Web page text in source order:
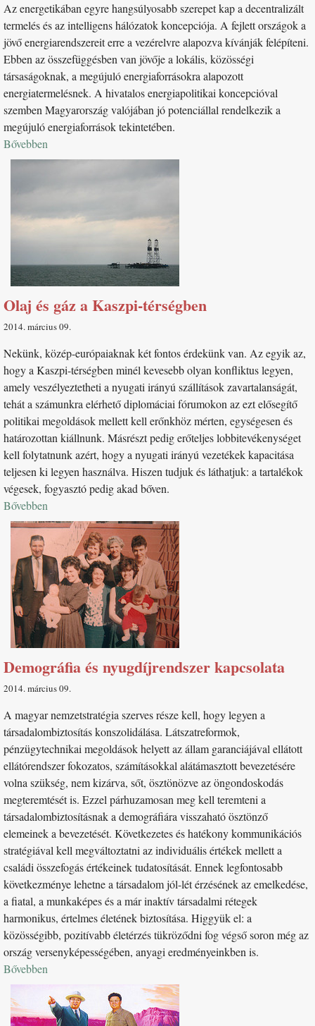
Az energetikában egyre hangsúlyosabb szerepet kap a decentralizált
termelés és az intelligens hálózatok koncepciója. A fejlett országok a
jövő energiarendszereit erre a vezérelvre alapozva kívánják felépíteni.
Ebben az összefüggésben van jövője a lokális, közösségi
társaságoknak, a megújuló energiaforrásokra alapozott
energiatermelésnek. A hivatalos energiapolitikai koncepcióval
szemben Magyarország valójában jó potenciállal rendelkezik a
megújuló energiaforrások tekintetében.
Bővebben
Olaj és gáz a Kaszpi-térségben
2014. március 09
Nekünk, közép-európaiaknak két fontos érdekünk van. Az egyik az,
hogy a Kaszpi-térségben minél kevesebb olyan konfliktus legyen,
amely veszélyeztetheti a nyugati irányú szállítások zavartalanságát,
tehát a számunkra elérhető diplomáciai fórumokon az ezt elősegítő
politikai megoldások mellett kell erőnkhöz mérten, egységesen és
határozottan kiállnunk. Másrészt pedig erőteljes lobbitevékenységet
kell folytatnunk azért, hogy a nyugati irányú vezetékek kapacitása
teljesen ki legyen használva. Hiszen tudjuk és láthatjuk: a tartalékok
végesek, fogyasztó pedig akad bőven.
Bővebben
Demográfia és nyugdíjrendszer kapcsolata
2014. március 09
A magyar nemzetstratégia szerves része kell, hogy legyen a
társadalombiztosítás konszolidálása. Látszatreformok,
pénzügytechnikai megoldások helyett az állam garanciájával ellátott
ellátórendszer fokozatos, számításokkal alátámasztott bevezetésére
volna szükség, nem kizárva, sőt, ösztönözve az öngondoskodás
megteremtését is. Ezzel párhuzamosan meg kell teremteni a
társadalombiztosításnak a demográfiára visszaható ösztönző
elemeinek a bevezetését. Következetes és hatékony kommunikációs
stratégiával kell megváltoztatni az individuális értékek mellett a
családi összefogás értékeinek tudatosítását. Ennek legfontosabb
következménye lehetne a társadalom jól-lét érzésének az emelkedése,
a fiatal, a munkaképes és a már inaktív társadalmi rétegek
harmonikus, értelmes életének biztosítása. Higgyük el: a
közösségibb, pozitívabb életérzés tükröződni fog végső soron még az
ország versenyképességében, anyagi eredményeinkben is.
Bővebben